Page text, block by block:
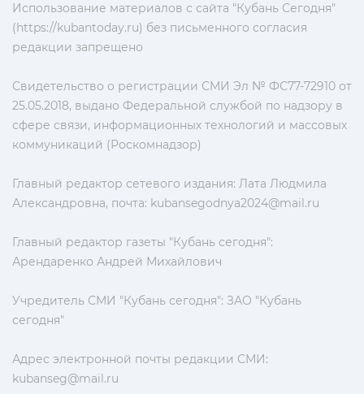
Использование материалов с сайта "Кубань Сегодня"
(https://kubantoday.ru) без письменного согласия
редакции запрещено
Свидетельство о регистрации СМИ Эл № ФС77-72910 от
25.05.2018, выдано Федеральной службой по надзору в
сфере связи, информационных технологий и массовых
коммуникаций (Роскомнадзор)
Главный редактор сетевого издания: Лата Людмила
Александровна, почта: kubansegodnya2024@mail.ru
Главный редактор газеты "Кубань сегодня":
Арендаренко Андрей Михайлович
Учредитель СМИ "Кубань сегодня": ЗАО "Кубань
сегодня"
Адрес электронной почты редакции СМИ:
kubanseg@mail.ru